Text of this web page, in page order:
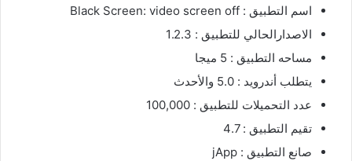
اسم التطبيق : Black Screen: video screen off‏
الاصدارالحالي للتطبيق : 1.2.3
مساحه التطبيق : 5 ميجا
يتطلب أندرويد : 5.0 والأحدث
عدد التحميلات للتطبيق : 100,000
تقيم التطبيق : 4.7
صانع التطبيق : jApp